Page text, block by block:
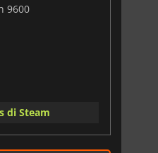
9600
di Steam